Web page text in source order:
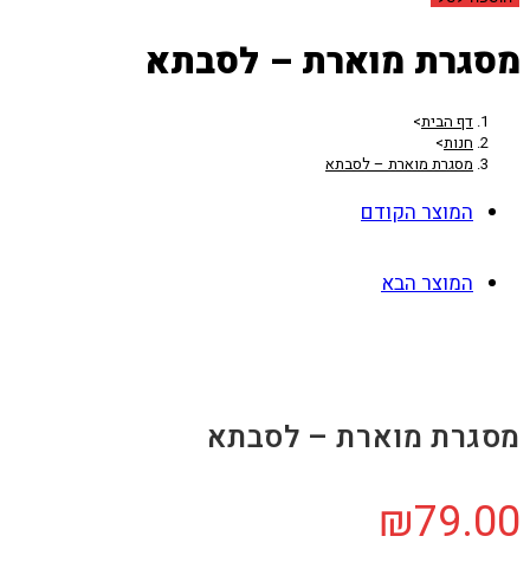
מסגרת מוארת – לסבתא
דף הבית>
חנות>
מסגרת מוארת – לסבתא
המוצר הקודם
המוצר הבא
מסגרת מוארת – לסבתא
₪79.00